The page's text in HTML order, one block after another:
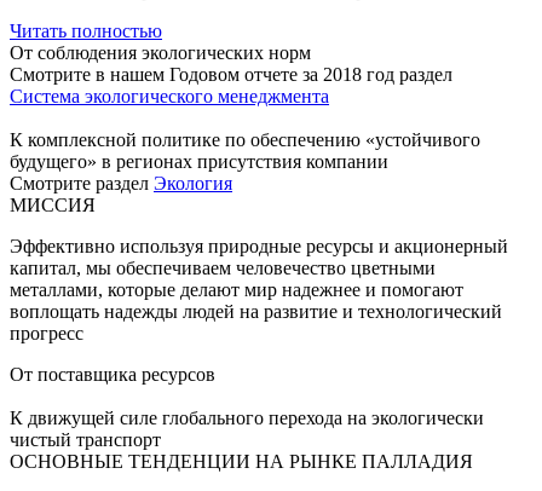
Читать полностью
От соблюдения экологических норм
Смотрите в нашем Годовом отчете за 2018 год раздел
Система экологического менеджмента
К комплексной политике по обеспечению «устойчивого
будущего» в регионах присутствия компании
Смотрите раздел Экология
МИССИЯ
Эффективно используя природные ресурсы и акционерный
капитал, мы обеспечиваем человечество цветными
металлами, которые делают мир надежнее и помогают
воплощать надежды людей на развитие и технологический
прогресс
От поставщика ресурсов
К движущей силе глобального перехода на экологически
чистый транспорт
ОСНОВНЫЕ ТЕНДЕНЦИИ НА РЫНКЕ ПАЛЛАДИЯ